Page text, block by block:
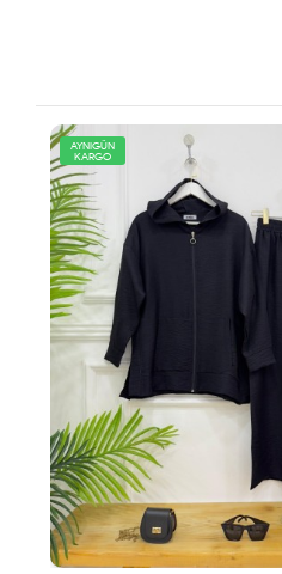
AYNIGÜN
KARGO